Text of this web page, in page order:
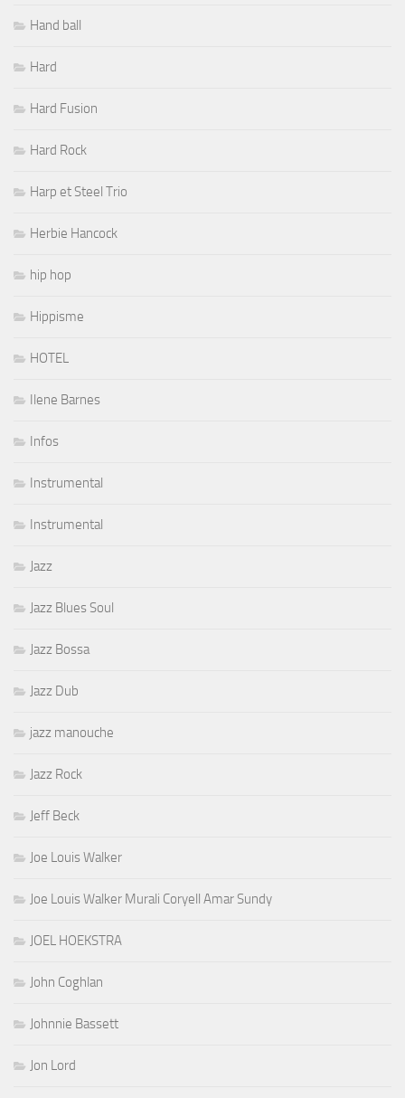
Hand ball
Hard
Hard Fusion
Hard Rock
Harp et Steel Trio
Herbie Hancock
hip hop
Hippisme
HOTEL
Ilene Barnes
Infos
Instrumental
Instrumental
Jazz
Jazz Blues Soul
Jazz Bossa
Jazz Dub
jazz manouche
Jazz Rock
Jeff Beck
Joe Louis Walker
Joe Louis Walker Murali Coryell Amar Sundy
JOEL HOEKSTRA
John Coghlan
Johnnie Bassett
Jon Lord